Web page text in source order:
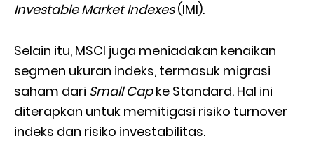
Investable Market Indexes(IMI).
Selain itu, MSCI juga meniadakan kenaikan
segmen ukuran indeks, termasuk migrasi
saham dari Small Capke Standard. Hal ini
diterapkan untuk memitigasi risiko turnover
indeks dan risiko investabilitas.